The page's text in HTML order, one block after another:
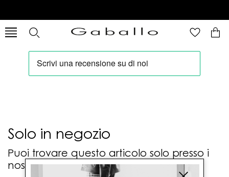
Solo in negozio
Puoi trovare questo articolo solo presso i
nostri punti vendita: